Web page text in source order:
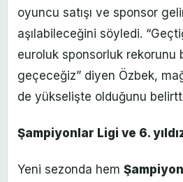
oyuncu satışı ve sponsor
aşılabileceğini söyledi.
euroluk sponsorluk rekorunu
geçeceğiz” diyen Özbek,
de yükselişte olduğunu
Şampiyonlar Ligi ve 6.
Yeni sezonda hem